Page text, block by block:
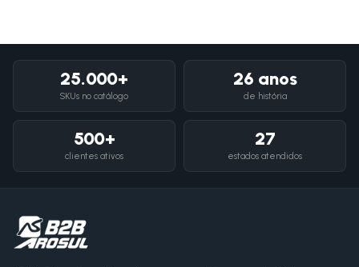
25.000+
SKUs no catálogo
26 anos
de história
500+
clientes ativos
27
estados atendidos